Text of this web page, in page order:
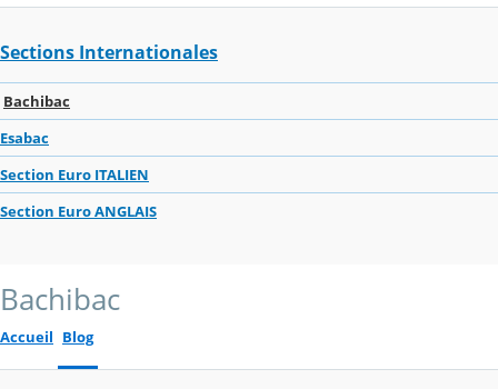
Sections Internationales
Bachibac
Esabac
Section Euro ITALIEN
Section Euro ANGLAIS
Bachibac
Accueil Blog